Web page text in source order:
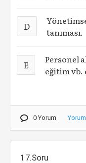
D
tanıması.
E
Personel
eğitim vb.
0 Yorum
17.Soru